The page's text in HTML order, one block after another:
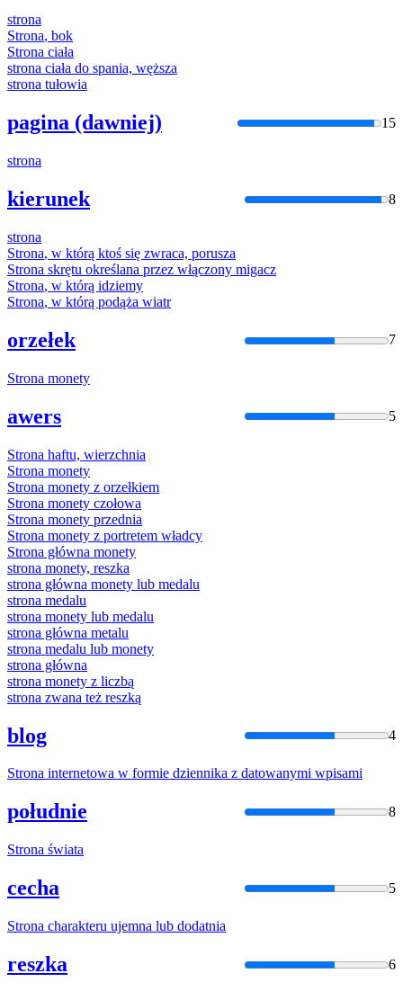
strona
Strona, bok
Strona ciała
strona ciała do spania, węższa
strona tułowia
pagina (dawniej) 15
strona
kierunek 8
strona
Strona, w którą ktoś się zwraca, porusza
Strona skrętu określana przez włączony migacz
Strona, w którą idziemy
Strona, w którą podąża wiatr
orzełek 7
Strona monety
awers 5
Strona haftu, wierzchnia
Strona monety
Strona monety z orzełkiem
Strona monety czołowa
Strona monety przednia
Strona monety z portretem władcy
Strona główna monety
strona monety, reszka
strona główna monety lub medalu
strona medalu
strona monety lub medalu
strona główna metalu
strona medalu lub monety
strona główna
strona monety z liczbą
strona zwana też reszką
blog 4
Strona internetowa w formie dziennika z datowanymi wpisami
południe 8
Strona świata
cecha 5
Strona charakteru ujemna lub dodatnia
reszka 6